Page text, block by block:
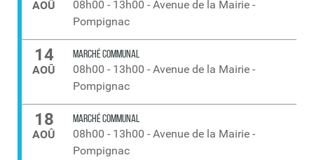
AOÛ 08h00 - 13h00 - Avenue de la Mairie -
Pompignac
14
AOÛ
MARCHÉ COMMUNAL
08h00 - 13h00 - Avenue de la Mairie -
Pompignac
18
AOÛ
MARCHÉ COMMUNAL
08h00 - 13h00 - Avenue de la Mairie -
Pompignac